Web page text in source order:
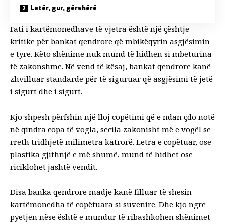
Letër, gur, gërshërë
Fati i kartëmonedhave të vjetra është një çështje
kritike për bankat qendrore që mbikëqyrin asgjësimin
e tyre. Këto shënime nuk mund të hidhen si mbeturina
të zakonshme. Në vend të kësaj, bankat qendrore kanë
zhvilluar standarde për të siguruar që asgjësimi të jetë
i sigurt dhe i sigurt.
Kjo shpesh përfshin një lloj copëtimi që e ndan çdo notë
në qindra copa të vogla, secila zakonisht më e vogël se
rreth tridhjetë milimetra katrorë. Letra e copëtuar, ose
plastika gjithnjë e më shumë, mund të hidhet ose
riciklohet jashtë vendit.
Disa banka qendrore madje kanë filluar të shesin
kartëmonedha të copëtuara si suvenire. Dhe kjo ngre
pyetjen nëse është e mundur të ribashkohen shënimet